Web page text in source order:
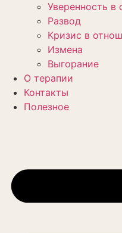
Уверенность в
Развод
Кризис в
Измена
Выгорание
О терапии
Контакты
Полезное